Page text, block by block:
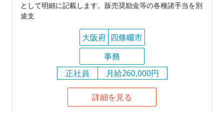
として明細に記載します。販売奨励金等の各種諸手当を別
途支
大阪府 四條畷市
事務
正社員
月給260,000円
詳細を見る